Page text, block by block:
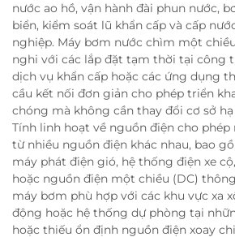
nước ao hồ, vận hành đài phun nước,
biển, kiểm soát lũ khẩn cấp và cấp
nghiệp. Máy bơm nước chìm một
nghi với các lắp đặt tạm thời tại công
dịch vụ khẩn cấp hoặc các ứng dụng
cầu kết nối đơn giản cho phép triển
chóng mà không cần thay đổi cơ sở
Tính linh hoạt về nguồn điện cho
từ nhiều nguồn điện khác nhau, bao
máy phát điện gió, hệ thống điện xe
hoặc nguồn điện một chiều (DC)
máy bơm phù hợp với các khu vực xa
động hoặc hệ thống dự phòng tại
hoặc thiếu ổn định nguồn điện xoay